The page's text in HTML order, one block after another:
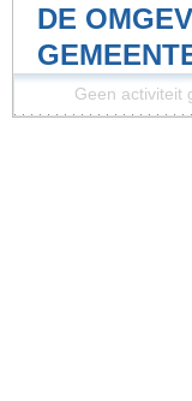
DE
Geen activiteit